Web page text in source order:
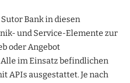
Bank in diesen
und Service-Elemente zur
oder Angebot
im Einsatz befindlichen
APIs ausgestattet. Je nach